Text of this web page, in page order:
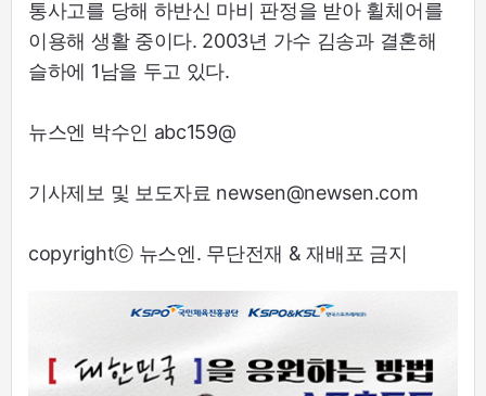
통사고를 당해 하반신 마비 판정을 받아 휠체어를
이용해 생활 중이다. 2003년 가수 김송과 결혼해
슬하에 1남을 두고 있다.
뉴스엔 박수인 abc159@
기사제보 및 보도자료 newsen@newsen.com
copyrightⓒ 뉴스엔. 무단전재 & 재배포 금지